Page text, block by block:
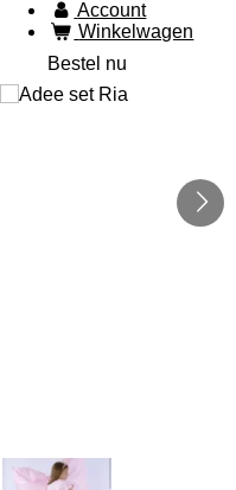
Account
Winkelwagen
Bestel nu